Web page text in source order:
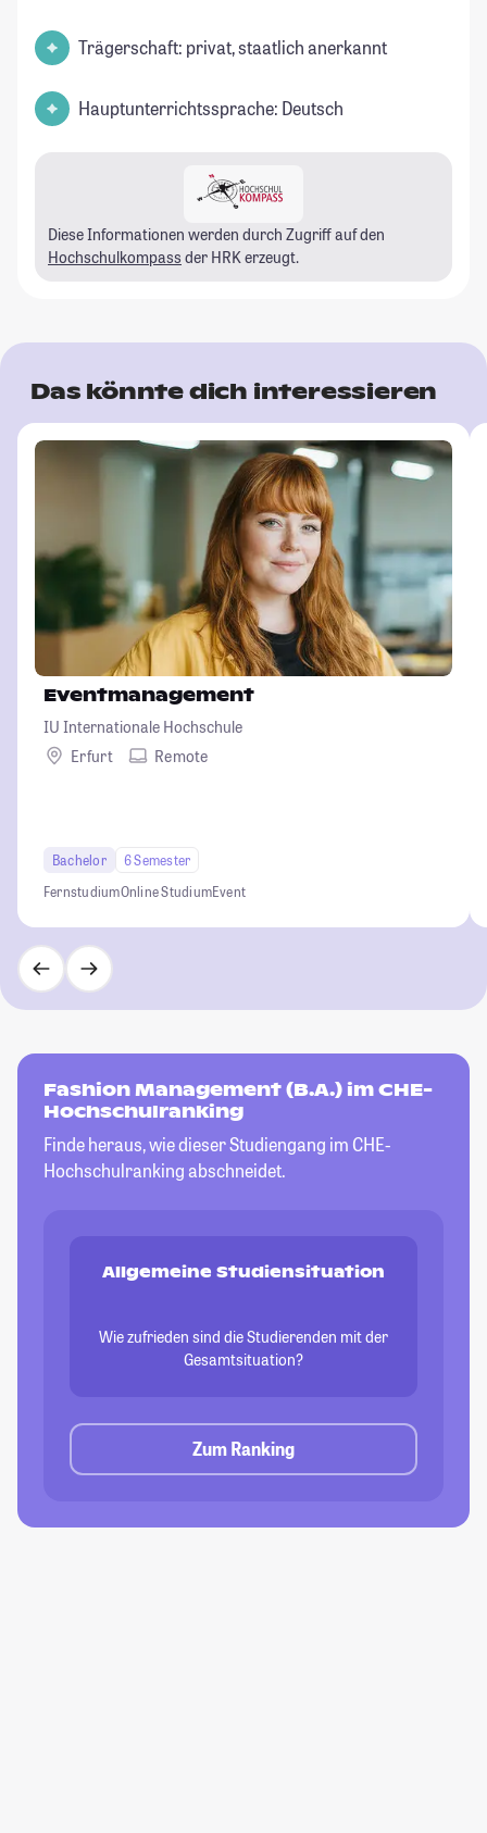
Trägerschaft: privat, staatlich anerkannt
Hauptunterrichtssprache: Deutsch
Diese Informationen werden durch Zugriff auf den
Hochschulkompass der HRK erzeugt.
Das könnte dich interessieren
Eventmanagement
IU Internationale Hochschule
Erfurt
Remote
Bachelor
6 Semester
FernstudiumOnline StudiumEvent
Fashion Management (B.A.) im CHE-
Hochschulranking
Finde heraus, wie dieser Studiengang im CHE-
Hochschulranking abschneidet.
Allgemeine Studiensituation
Wie zufrieden sind die Studierenden mit der
Gesamtsituation?
Zum Ranking